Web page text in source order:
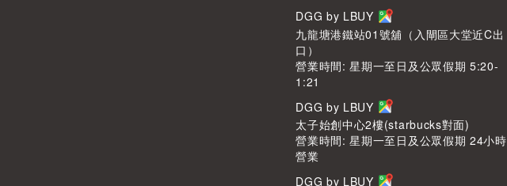
DGG by LBUY
九龍塘港鐵站01號舖（入閘區大堂近C出
口）
營業時間: 星期一至日及公眾假期 5:20-
1:21
DGG by LBUY
太子始創中心2樓(starbucks對面)
營業時間: 星期一至日及公眾假期 24小時
營業
DGG by LBUY